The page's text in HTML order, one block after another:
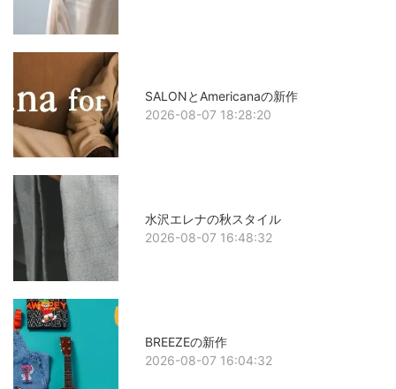
SALONとAmericanaの新作
2026-08-07 18:28:20
水沢エレナの秋スタイル
2026-08-07 16:48:32
BREEZEの新作
2026-08-07 16:04:32